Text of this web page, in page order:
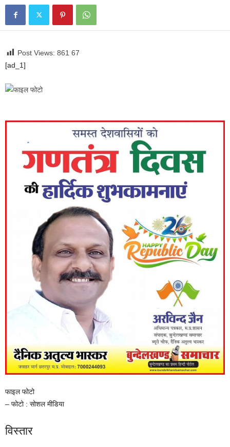
Post Views: 861 67
[ad_1]
फाइल फोटो
– फोटो : सोशल मीडिया
विस्तार